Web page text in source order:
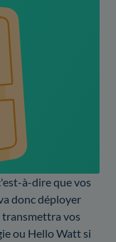
à-dire que vos
donc déployer
transmettra vos
ou Hello Watt si